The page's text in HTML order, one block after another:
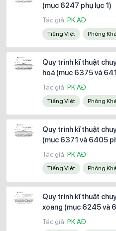
(mục 6247 phụ lục 1)
Tác giả: PK AĐ
Tiếng Việt Phòng
Quy trình kĩ thuật
hoá (mục 6375 và
Tác giả: PK AĐ
Tiếng Việt Phòng
Quy trình kĩ thuật
(mục 6371 và 6405
Tác giả: PK AĐ
Tiếng Việt Phòng
Quy trình kĩ thuật
xoang (mục 6245 và
Tác giả: PK AĐ